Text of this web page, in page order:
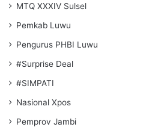
MTQ XXXIV Sulsel
Pemkab Luwu
Pengurus PHBI Luwu
#Surprise Deal
#SIMPATI
Nasional Xpos
Pemprov Jambi